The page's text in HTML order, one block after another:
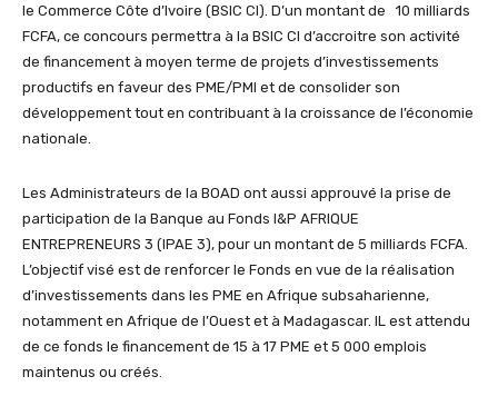
le Commerce Côte d’Ivoire (BSIC CI). D’un montant de 10 milliards
FCFA, ce concours permettra à la BSIC CI d’accroitre son activité
de financement à moyen terme de projets d’investissements
productifs en faveur des PME/PMI et de consolider son
développement tout en contribuant à la croissance de l’économie
nationale.
Les Administrateurs de la BOAD ont aussi approuvé la prise de
participation de la Banque au Fonds I&P AFRIQUE
ENTREPRENEURS 3 (IPAE 3), pour un montant de 5 milliards FCFA.
L’objectif visé est de renforcer le Fonds en vue de la réalisation
d’investissements dans les PME en Afrique subsaharienne,
notamment en Afrique de l’Ouest et à Madagascar. IL est attendu
de ce fonds le financement de 15 à 17 PME et 5 000 emplois
maintenus ou créés.